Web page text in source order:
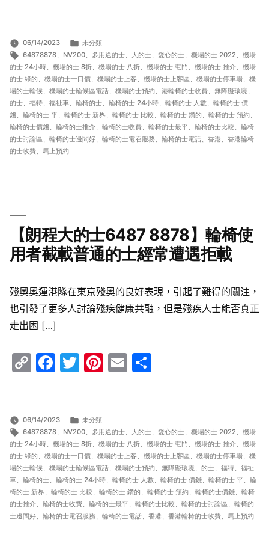
06/14/2023
分
類:
未分類
標
籤:
64878878、 NV200、 多用途的士、 大的士、 愛心的士、 機場的士 2022、 機場
的士 24小時、 機場的士 8折、 機場的士 八折、 機場的士 屯門、 機場的士 推介、 機場
的士 綠的、 機場的士一口價、 機場的士上客、 機場的士上客區、 機場的士停車場、 機
場的士輪候、 機場的士輪候區電話、 機場的士預約、 港輪椅的士收費、 無障礙環境、
的士、 福特、 福祉車、 輪椅的士、 輪椅的士 24小時、 輪椅的士 人數、 輪椅的士 價
錢、 輪椅的士 平、 輪椅的士 新界、 輪椅的士 比較、 輪椅的士 鑽的、 輪椅的士 預約、
輪椅的士價錢、 輪椅的士推介、 輪椅的士收費、 輪椅的士最平、 輪椅的士比較、 輪椅
的士討論區、 輪椅的士邊間好、 輪椅的士電召服務、 輪椅的士電話、 香港、 香港輪椅
的士收費、 馬上預約
【朗程大的士6487 8878】輪椅使
用者截載普通的士經常遭遇拒載
殘奧奧運港隊在東京殘奧的良好表現，引起了難得的關注，
也引發了更多人討論殘疾健康共融，但是殘疾人士能否真正
走出困 […]
CopyFacebook
Twitter
Pinterest
Email
06/14/2023
分
類:
未分類
標
籤:
64878878、 NV200、 多用途的士、 大的士、 愛心的士、 機場的士 2022、 機場
的士 24小時、 機場的士 8折、 機場的士 八折、 機場的士 屯門、 機場的士 推介、 機場
的士 綠的、 機場的士一口價、 機場的士上客、 機場的士上客區、 機場的士停車場、 機
場的士輪候、 機場的士輪候區電話、 機場的士預約、 無障礙環境、 的士、 福特、 福祉
車、 輪椅的士、 輪椅的士 24小時、 輪椅的士 人數、 輪椅的士 價錢、 輪椅的士 平、 輪
椅的士 新界、 輪椅的士 比較、 輪椅的士 鑽的、 輪椅的士 預約、 輪椅的士價錢、 輪椅
的士推介、 輪椅的士收費、 輪椅的士最平、 輪椅的士比較、 輪椅的士討論區、 輪椅的
士邊間好、 輪椅的士電召服務、 輪椅的士電話、 香港、 香港輪椅的士收費、 馬上預約